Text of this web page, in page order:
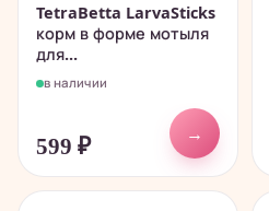
TetraBetta LarvaSticks
корм в форме мотыля
для...
в наличии
599 ₽
→